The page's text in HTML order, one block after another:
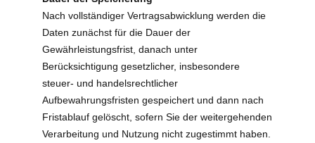
Nach vollständiger Vertragsabwicklung werden die
Daten zunächst für die Dauer der
Gewährleistungsfrist, danach unter
Berücksichtigung gesetzlicher, insbesondere
steuer- und handelsrechtlicher
Aufbewahrungsfristen gespeichert und dann nach
Fristablauf gelöscht, sofern Sie der weitergehenden
Verarbeitung und Nutzung nicht zugestimmt haben.